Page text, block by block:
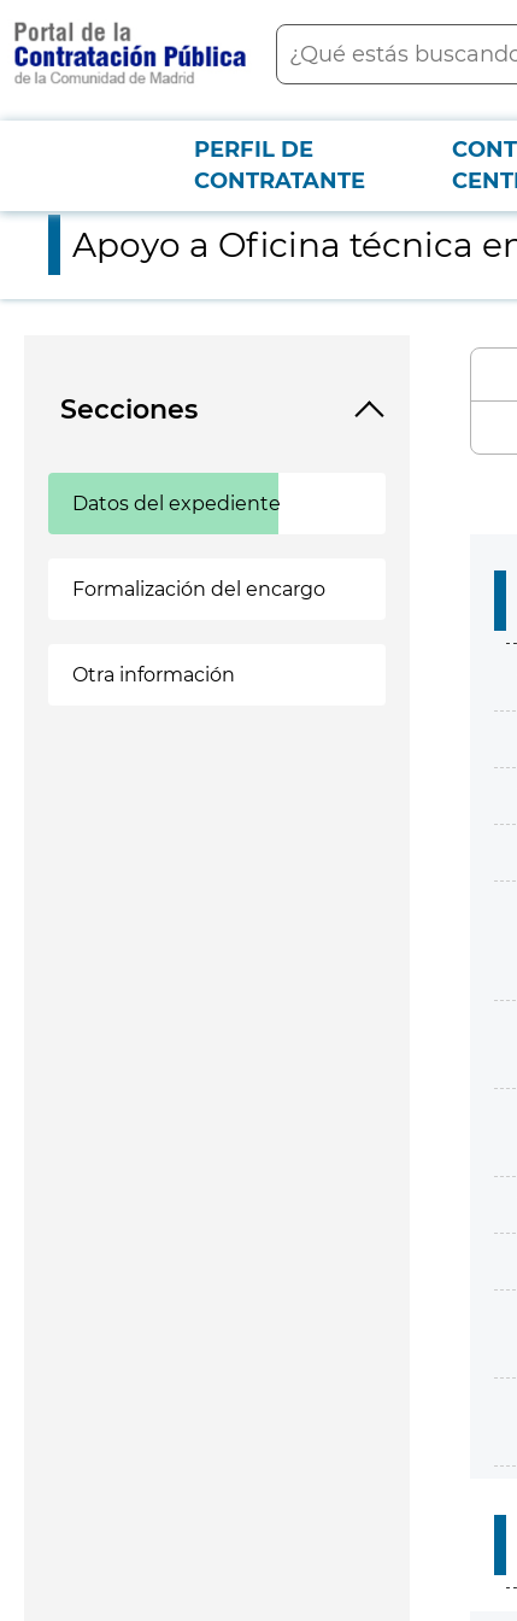
contenido
principal
Buscar
Menú PCON
PERFIL DE
CONTRATANTE
Apoyo a Oficina técnica en trabajos de arquitectura y
Apoyo a Oficina técnica
Secciones
Datos del expediente
Formalización del encargo
Otra información